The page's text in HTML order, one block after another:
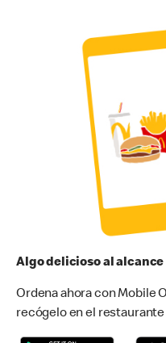
Algo delicioso al alcance
Ordena ahora con Mobile
recógelo en el restaurante